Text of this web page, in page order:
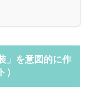
」を意図的に作